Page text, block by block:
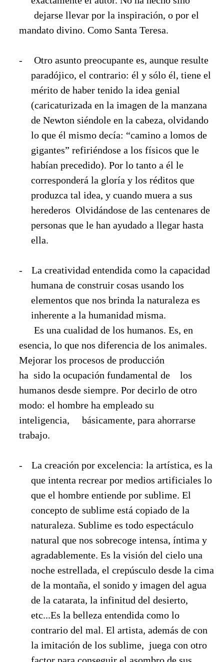
dejarse llevar por la inspiración, o por el
mandato divino. Como Santa Teresa.
-
Otro asunto preocupante es, aunque resulte
paradójico, el contrario: él y sólo él, tiene el
mérito de haber tenido la idea genial
(caricaturizada en la imagen de la manzana
de Newton siéndole en la cabeza, olvidando
lo que él mismo decía: “camino a lomos de
gigantes” refiriéndose a los físicos que le
habían precedido). Por lo tanto a él le
corresponderá la gloría y los réditos que
produzca tal idea, y cuando muera a sus
herederos Olvidándose de las centenares de
personas que le han ayudado a llegar hasta
ella.
-
La creatividad entendida como la capacidad
humana de construir cosas usando los
elementos que nos brinda la naturaleza es
inherente a la humanidad misma.
Es una cualidad de los humanos. Es, en
esencia, lo que nos diferencia de los animales.
Mejorar los procesos de producción
ha sido la ocupación fundamental de
los
humanos desde siempre. Por decirlo de otro
modo: el hombre ha empleado su
inteligencia, básicamente, para ahorrarse
trabajo.
-
La creación por excelencia: la artística, es la
que intenta recrear por medios artificiales lo
que el hombre entiende por sublime. El
concepto de sublime está copiado de la
naturaleza. Sublime es todo espectáculo
natural que nos sobrecoge intensa, íntima y
agradablemente. Es la visión del cielo una
noche estrellada, el crepúsculo desde la cima
de la montaña, el sonido y imagen del agua
de la catarata, la infinitud del desierto,
etc...Es la belleza entendida como lo
contrario del mal. El artista, además de con
la imitación de los sublime, juega con otro